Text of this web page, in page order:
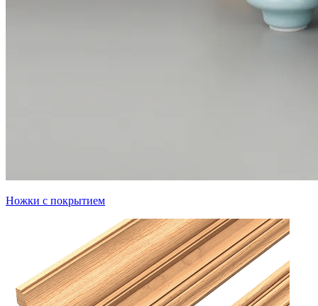
Ножки с покрытием